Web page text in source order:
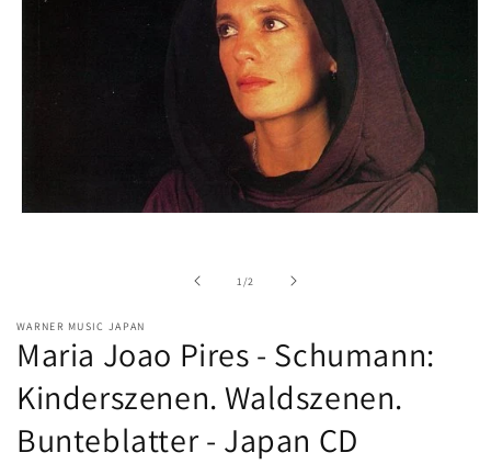
1/of2
WARNER MUSIC JAPAN
Maria Joao Pires - Schumann:
Kinderszenen. Waldszenen.
Bunteblatter - Japan CD